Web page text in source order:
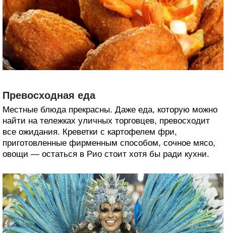
Превосходная еда
Местные блюда прекрасны. Даже еда, которую можно
найти на тележках уличных торговцев, превосходит
все ожидания. Креветки с картофелем фри,
приготовленные фирменным способом, сочное мясо,
овощи — остаться в Рио стоит хотя бы ради кухни.